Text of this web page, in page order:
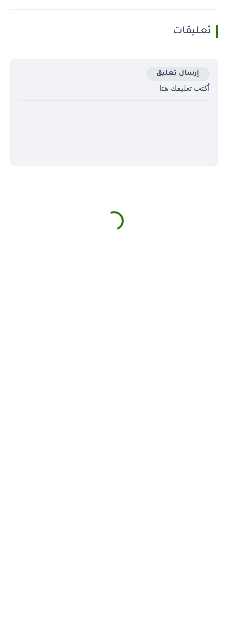
تعليقات
إرسال تعليق
أكتب تعليقك هتا